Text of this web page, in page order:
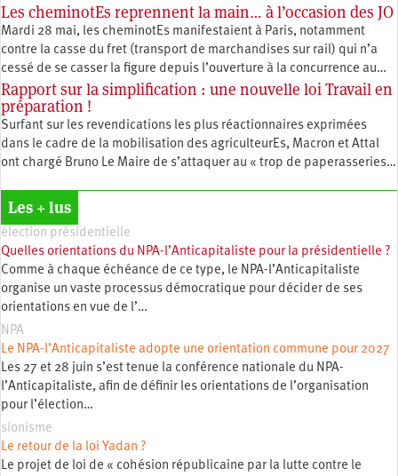
Les cheminotEs reprennent la main… à l’occasion des JO
Mardi 28 mai, les cheminotEs manifestaient à Paris, notamment
contre la casse du fret (transport de marchandises sur rail) qui n’a
cessé de se casser la figure depuis l’ouverture à la concurrence au…
Rapport sur la simplification : une nouvelle loi Travail en
préparation !
Surfant sur les revendications les plus réactionnaires exprimées
dans le cadre de la mobilisation des agriculteurEs, Macron et Attal
ont chargé Bruno Le Maire de s’attaquer au « trop de paperasseries…
Les + lus
élection présidentielle
Quelles orientations du NPA-l’Anticapitaliste pour la présidentielle ?
Comme à chaque échéance de ce type, le NPA-l’Anticapitaliste
organise un vaste processus démocratique pour décider de ses
orientations en vue de l’…
NPA
Le NPA-l’Anticapitaliste adopte une orientation commune pour 2027
Les 27 et 28 juin s’est tenue la conférence nationale du NPA-
l’Anticapitaliste, afin de définir les orientations de l’organisation
pour l’élection…
sionisme
Le retour de la loi Yadan ?
Le projet de loi de « cohésion républicaine par la lutte contre le